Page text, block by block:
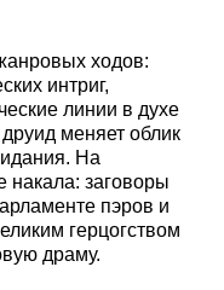
ходов:
интриг,
линии в духе
меняет облик
На
заговоры
пэров и
герцогством
драму.